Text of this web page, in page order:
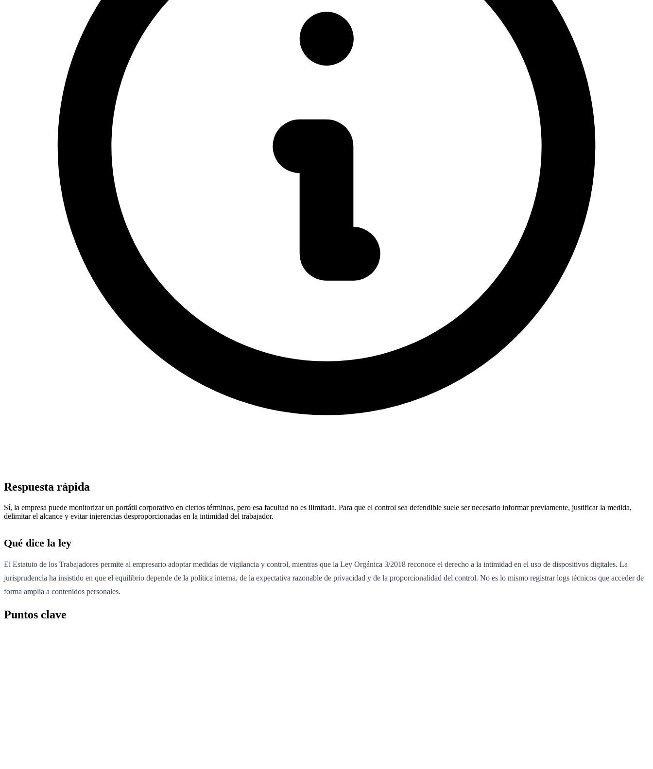
Respuesta rápida
Sí, la empresa puede monitorizar un portátil corporativo en ciertos términos, pero esa facultad no es ilimitada. Para que el control sea defendible suele ser necesario informar previamente, justificar la medida,
delimitar el alcance y evitar injerencias desproporcionadas en la intimidad del trabajador.
Qué dice la ley
El Estatuto de los Trabajadores permite al empresario adoptar medidas de vigilancia y control, mientras que la Ley Orgánica 3/2018 reconoce el derecho a la intimidad en el uso de dispositivos digitales. La
jurisprudencia ha insistido en que el equilibrio depende de la política interna, de la expectativa razonable de privacidad y de la proporcionalidad del control. No es lo mismo registrar logs técnicos que acceder de
forma amplia a contenidos personales.
Puntos clave